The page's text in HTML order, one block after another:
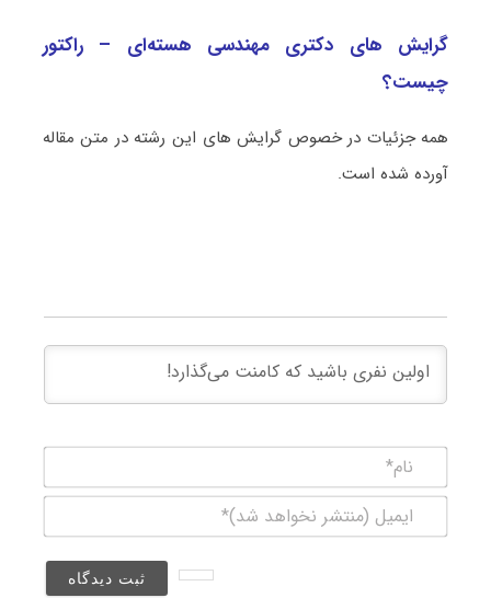
گرایش های دکتری مهندسی هسته‌ای – راکتور
چیست؟
همه جزئیات در خصوص گرایش های این رشته در متن مقاله
آورده شده است.
(منتشر